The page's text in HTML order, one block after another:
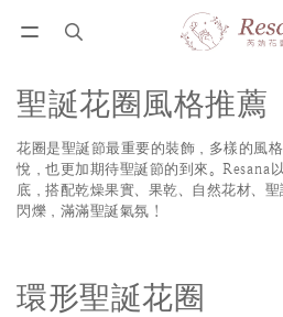
聖誕花圈風格推薦
花圈是聖誕節最重要的裝飾，多樣的風
悅，也更加期待聖誕節的到來。Resana
底，搭配乾燥果實、果乾、自然花材、
閃爍，滿滿聖誕氣氛！
環形聖誕花圈